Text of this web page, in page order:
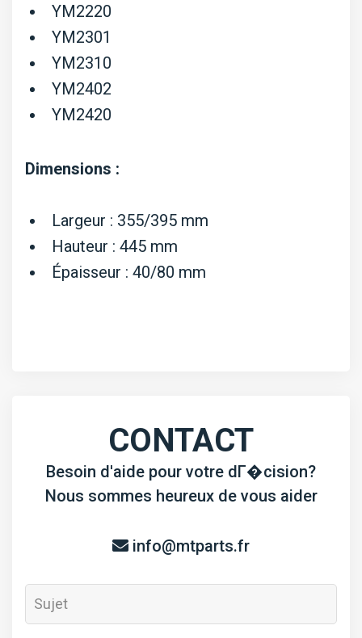
YM2220
YM2301
YM2310
YM2402
YM2420
Dimensions :
Largeur : 355/395 mm
Hauteur : 445 mm
Épaisseur : 40/80 mm
CONTACT
Besoin d'aide pour votre dГ�cision?
Nous sommes heureux de vous aider
info@mtparts.fr